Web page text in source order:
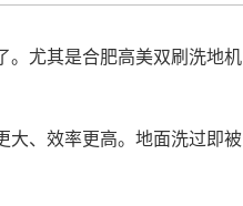
尤其是合肥高美双刷洗地机
、效率更高。地面洗过即被